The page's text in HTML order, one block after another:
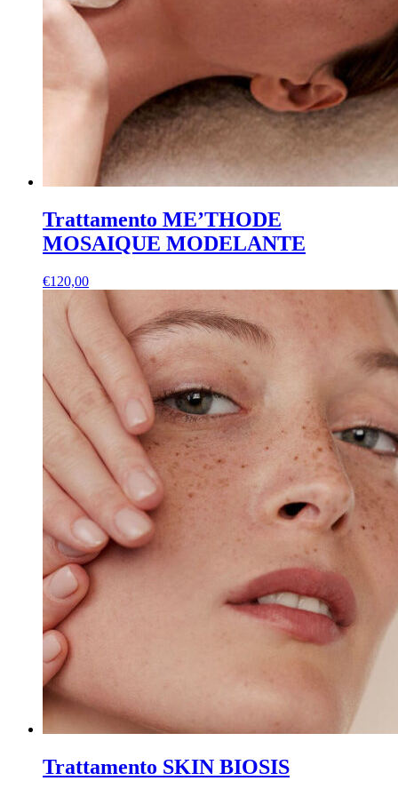
Trattamento ME’THODE
MOSAIQUE MODELANTE
€120,00
Trattamento SKIN BIOSIS